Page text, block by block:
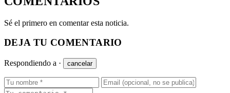
Sé el primero en comentar esta noticia.
DEJA TU COMENTARIO
Respondiendo a · cancelar